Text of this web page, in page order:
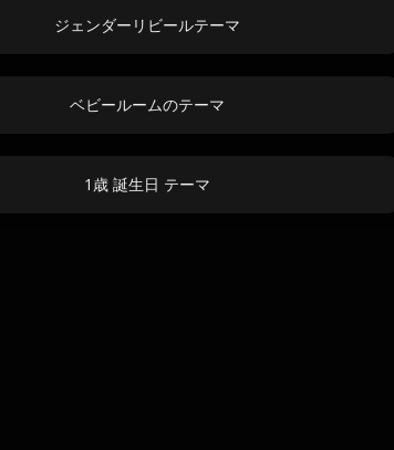
ジェンダーリビールテーマ
ベビールームのテーマ
1歳 誕生日 テーマ